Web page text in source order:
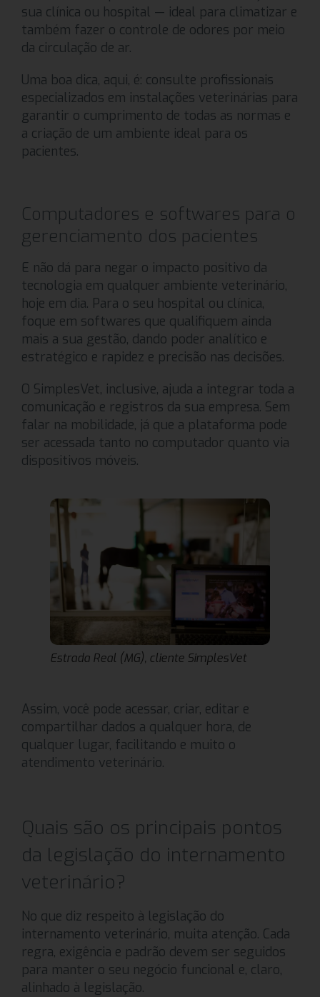
sua clínica ou hospital — ideal para climatizar e
também fazer o controle de odores por meio
da circulação de ar.
Uma boa dica, aqui, é: consulte profissionais
especializados em instalações veterinárias para
garantir o cumprimento de todas as normas e
a criação de um ambiente ideal para os
pacientes.
Computadores e softwares para o
gerenciamento dos pacientes
E não dá para negar o impacto positivo da
tecnologia em qualquer ambiente veterinário,
hoje em dia. Para o seu hospital ou clínica,
foque em softwares que qualifiquem ainda
mais a sua gestão, dando poder analítico e
estratégico e rapidez e precisão nas decisões.
O SimplesVet, inclusive, ajuda a integrar toda a
comunicação e registros da sua empresa. Sem
falar na mobilidade, já que a plataforma pode
ser acessada tanto no computador quanto via
dispositivos móveis.
Estrada Real (MG), cliente SimplesVet
Assim, você pode acessar, criar, editar e
compartilhar dados a qualquer hora, de
qualquer lugar, facilitando e muito o
atendimento veterinário.
Quais são os principais pontos
da legislação do internamento
veterinário?
No que diz respeito à legislação do
internamento veterinário, muita atenção. Cada
regra, exigência e padrão devem ser seguidos
para manter o seu negócio funcional e, claro,
alinhado à legislação.